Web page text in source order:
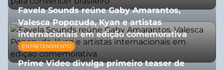
Favela Sounds reúne Gaby Amarantos,
Valesca Popozuda, Kyan e artistas
internacionais em edição comemorativa
31/07/2026
ENTRETENIMENTO
Prime Video divulga primeiro teaser de